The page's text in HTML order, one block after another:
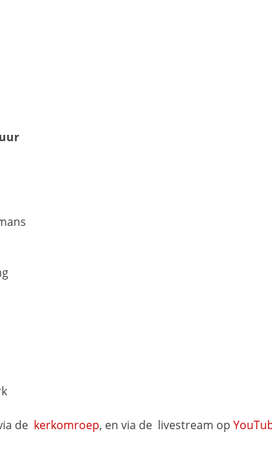
de kerkomroep, en via de livestream op